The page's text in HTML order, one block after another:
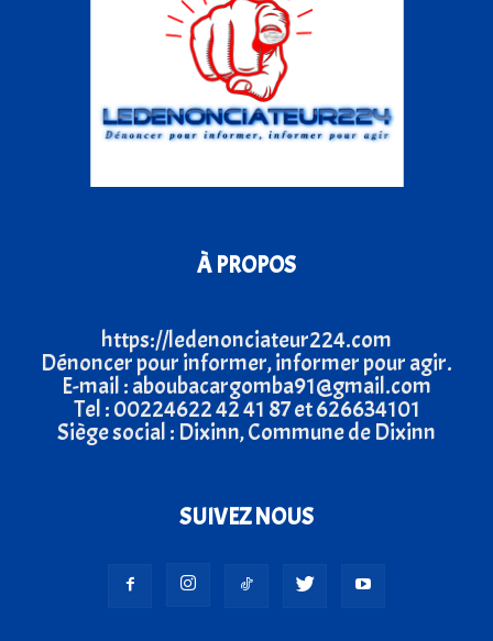
À PROPOS
https://ledenonciateur224.com
Dénoncer pour informer, informer pour agir.
E-mail : aboubacargomba91@gmail.com
Tel : 00224622 42 41 87 et 626634101
Siège social : Dixinn, Commune de Dixinn
SUIVEZ NOUS